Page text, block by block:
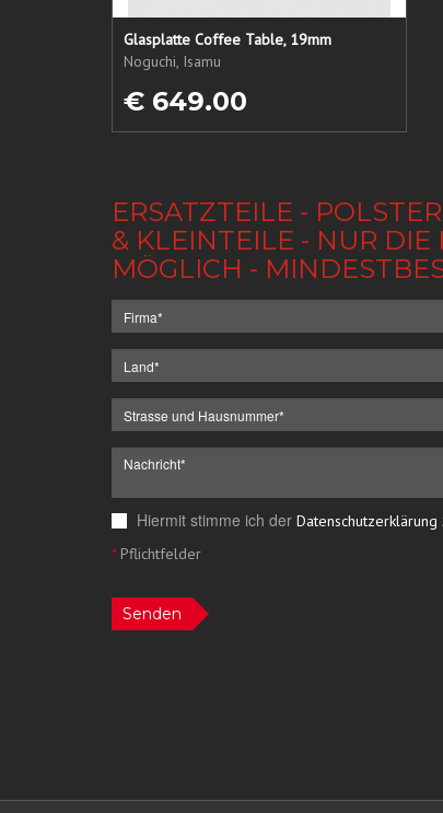
Glasplatte Coffee Table, 19mm
Noguchi, Isamu
€ 649.00
ERSATZTEILE -
& KLEINTEILE - NUR
MÖGLICH -
Hiermit stimme ich der Datenschutzerklärung
*Pflichtfelder
Senden